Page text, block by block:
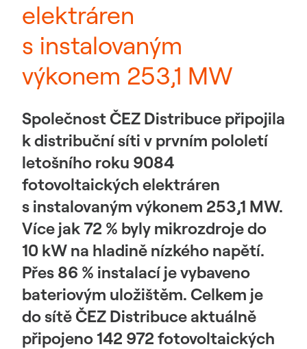
elektráren
s instalovaným
výkonem 253,1 MW
Společnost ČEZ Distribuce připojila
k distribuční síti v prvním pololetí
letošního roku 9084
fotovoltaických elektráren
s instalovaným výkonem 253,1 MW.
Více jak 72 % byly mikrozdroje do
10 kW na hladině nízkého napětí.
Přes 86 % instalací je vybaveno
bateriovým uložištěm. Celkem je
do sítě ČEZ Distribuce aktuálně
připojeno 142 972 fotovoltaických